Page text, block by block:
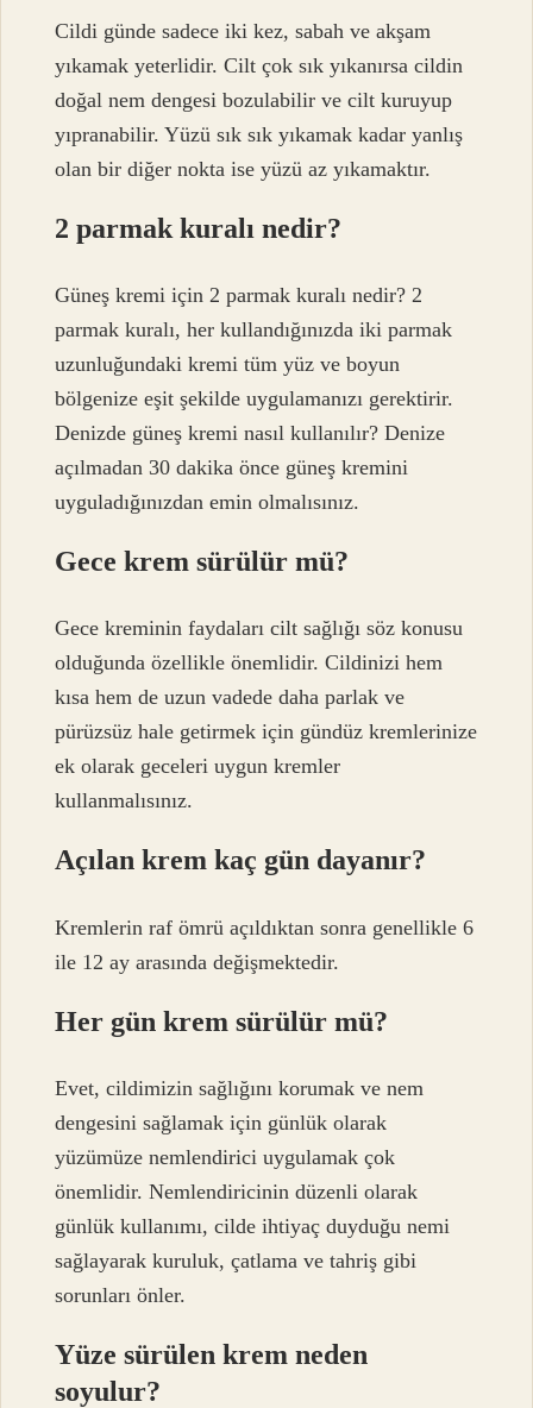
Cildi günde sadece iki kez, sabah ve akşam
yıkamak yeterlidir. Cilt çok sık yıkanırsa cildin
doğal nem dengesi bozulabilir ve cilt kuruyup
yıpranabilir. Yüzü sık sık yıkamak kadar yanlış
olan bir diğer nokta ise yüzü az yıkamaktır.
2 parmak kuralı nedir?
Güneş kremi için 2 parmak kuralı nedir? 2
parmak kuralı, her kullandığınızda iki parmak
uzunluğundaki kremi tüm yüz ve boyun
bölgenize eşit şekilde uygulamanızı gerektirir.
Denizde güneş kremi nasıl kullanılır? Denize
açılmadan 30 dakika önce güneş kremini
uyguladığınızdan emin olmalısınız.
Gece krem sürülür mü?
Gece kreminin faydaları cilt sağlığı söz konusu
olduğunda özellikle önemlidir. Cildinizi hem
kısa hem de uzun vadede daha parlak ve
pürüzsüz hale getirmek için gündüz kremlerinize
ek olarak geceleri uygun kremler
kullanmalısınız.
Açılan krem kaç gün dayanır?
Kremlerin raf ömrü açıldıktan sonra genellikle 6
ile 12 ay arasında değişmektedir.
Her gün krem sürülür mü?
Evet, cildimizin sağlığını korumak ve nem
dengesini sağlamak için günlük olarak
yüzümüze nemlendirici uygulamak çok
önemlidir. Nemlendiricinin düzenli olarak
günlük kullanımı, cilde ihtiyaç duyduğu nemi
sağlayarak kuruluk, çatlama ve tahriş gibi
sorunları önler.
Yüze sürülen krem neden
soyulur?